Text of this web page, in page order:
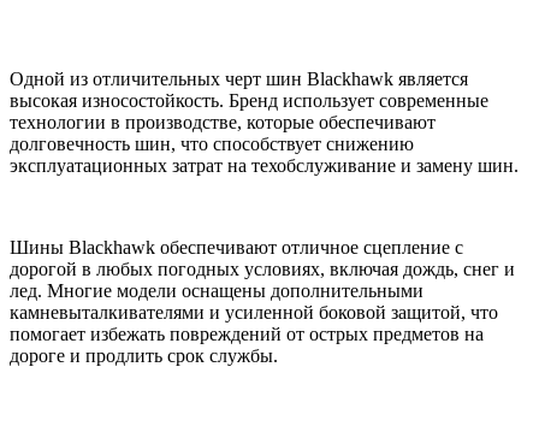
Одной из отличительных черт шин Blackhawk является
высокая износостойкость. Бренд использует современные
технологии в производстве, которые обеспечивают
долговечность шин, что способствует снижению
эксплуатационных затрат на техобслуживание и замену шин.
Шины Blackhawk обеспечивают отличное сцепление с
дорогой в любых погодных условиях, включая дождь, снег и
лед. Многие модели оснащены дополнительными
камневыталкивателями и усиленной боковой защитой, что
помогает избежать повреждений от острых предметов на
дороге и продлить срок службы.